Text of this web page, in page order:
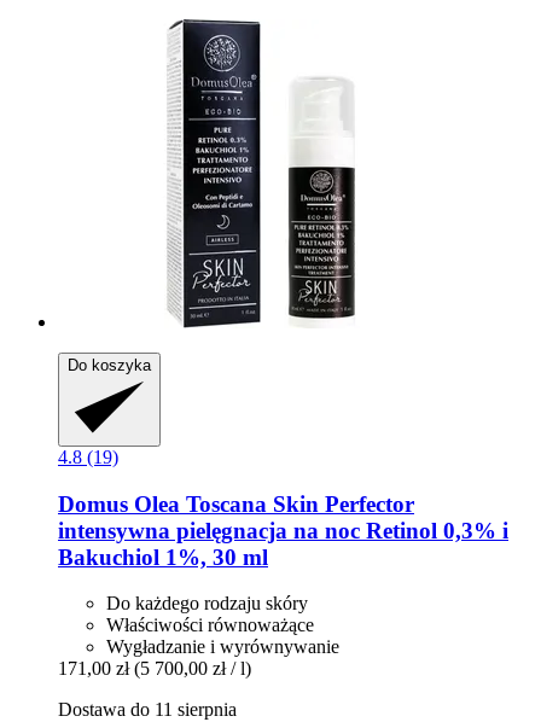
Do koszyka
4.8 (19)
Domus Olea Toscana Skin Perfector
intensywna pielęgnacja na noc Retinol 0,3% i
Bakuchiol 1%, 30 ml
Do każdego rodzaju skóry
Właściwości równoważące
Wygładzanie i wyrównywanie
171,00 zł (5 700,00 zł / l)
Dostawa do 11 sierpnia